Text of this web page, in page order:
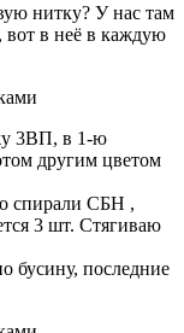
нитку? У нас там
вот в неё в каждую
3ВП, в 1-ю
другим цветом
спирали СБН ,
3 шт. Стягиваю
бусину, последние